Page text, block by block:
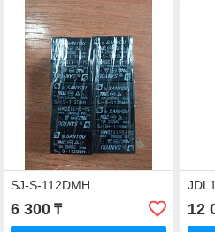
SJ-S-112DMH
6 300₸ 12